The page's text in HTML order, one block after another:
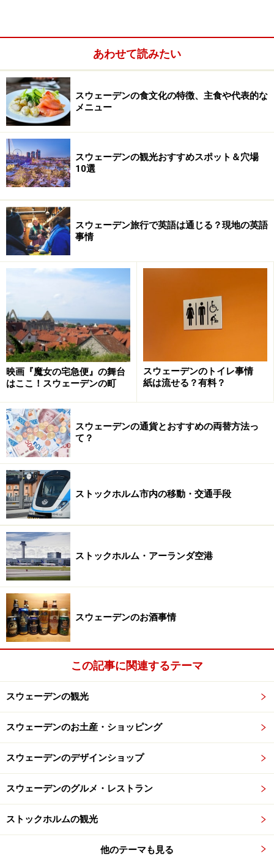
デザイナーと消費者をつなぐ、デザインハ
ウス・ストックホルムの商品
マットや家具、照明など、スカンジナビアデザインが楽しめ
る 写真：Desigen House Stockholm
店内を見て回ると目に入ってくるのが、デザイナーの顔
写真付きの商品紹介プレートです。「作家が出版会社と
協力して」本を出版するように、デザイナーと協力し
て、よい商品を生み出したいというデザインハウス・ス
トックホルムの思いがそこにはあります。
デザインハウス・ストックホルムの名を世界に広めた商
品といえば、1997年にデザイナー、ハッリ・コスキネン
(Harri Koskinen)によってデザインされたブロックランプ
です。ブロックランプは、デザインハウス・ストックホ
ルムの数ある商品の中でもベストセラーになった商品の
うちの一つです。このランプは、ニューヨーク近代美術
館(MoMA)でも使用されていることで有名です。
お土産にも自分用にもほしくなるエルサ・ベスコフのマグカ
ップ 写真：Desigen House Stcokholm
お手頃な値段でお土産にもぴったりなのがデザイナー、
カタリーナ・キッペル(Catharina Kippel)による、スウェ
ーデンの絵本作家エルサ・ベスコフ(Elsa Beskov)のモチ
インハウス・ストックホルムのコラボ商品には、マグカ
ップの他にもキッチンタオルやプレートなどがありま
す。
あわせて読みたい
スウェーデンの食文化の特徴、主食や代表的な
メニュー
スウェーデンの観光おすすめスポット＆穴場
10選
スウェーデン旅行で英語は通じる？現地の英語
事情
映画『魔女の宅急便』の舞台
はここ！スウェーデンの町
スウェーデンのトイレ事情
紙は流せる？有料？
スウェーデンの通貨とおすすめの両替方法っ
て？
ストックホルム市内の移動・交通手段
ストックホルム・アーランダ空港
スウェーデンのお酒事情
この記事に関連するテーマ
スウェーデンの観光
スウェーデンのお土産・ショッピング
スウェーデンのデザインショップ
スウェーデンのグルメ・レストラン
ストックホルムの観光
他のテーマも見る